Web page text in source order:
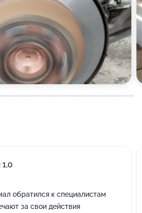
1,0
обратился к специалистам
за свои действия